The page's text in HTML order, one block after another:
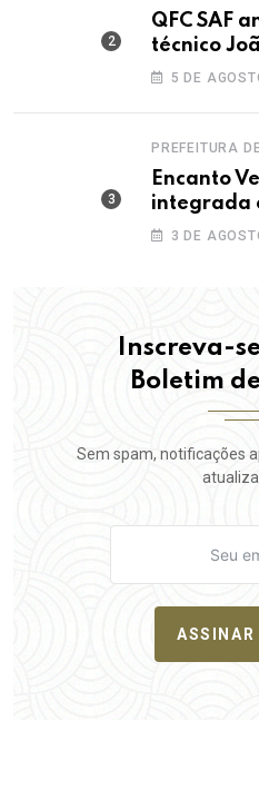
QFC SAF
técnico
da elite do
5 DE
PREFEITURA
Encanto
integrada
gratuitos à
3 DE
Inscreva-
Boletim
Sem spam, notificações
ASSINAR